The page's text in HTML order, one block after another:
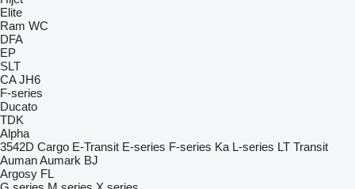
Elite
Ram WC
DFA
EP
SLT
CA JH6
F-series
Ducato
TDK
Alpha
3542D Cargo E-Transit E-series F-series Ka L-series LT Transit
AumanAumark BJ
Argosy FL